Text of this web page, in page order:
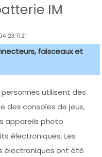
IM
23:11:21
faisceaux et
utilisent des
des consoles de jeux,
appareils photo
électroniques. Les
électroniques ont été